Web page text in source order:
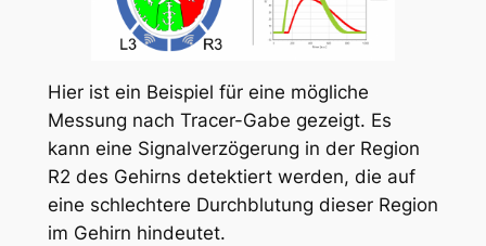
Hier ist ein Beispiel für eine mögliche
Messung nach Tracer-Gabe gezeigt. Es
kann eine Signalverzögerung in der Region
R2 des Gehirns detektiert werden, die auf
eine schlechtere Durchblutung dieser Region
im Gehirn hindeutet.